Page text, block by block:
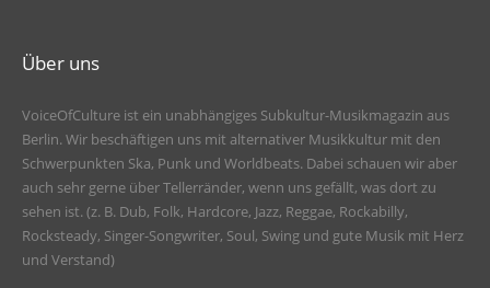
Über uns
VoiceOfCulture ist ein unabhängiges Subkultur-Musikmagazin aus
Berlin. Wir beschäftigen uns mit alternativer Musikkultur mit den
Schwerpunkten Ska, Punk und Worldbeats. Dabei schauen wir aber
auch sehr gerne über Tellerränder, wenn uns gefällt, was dort zu
sehen ist. (z. B. Dub, Folk, Hardcore, Jazz, Reggae, Rockabilly,
Rocksteady, Singer-Songwriter, Soul, Swing und gute Musik mit Herz
und Verstand)